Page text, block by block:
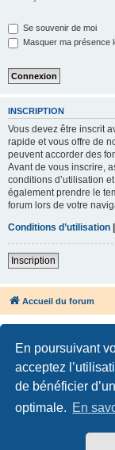
En poursuivant
acceptez
de bénéficier
optimale. En
Se souvenir de moi
Masquer ma présence
INSCRIPTION
Vous devez être inscrit
rapide et vous offre de
peuvent accorder des
Avant de vous inscrire,
conditions d’utilisation
également prendre le
forum lors de votre
Conditions d’utilisation
Inscription
Accueil du forum
Développé